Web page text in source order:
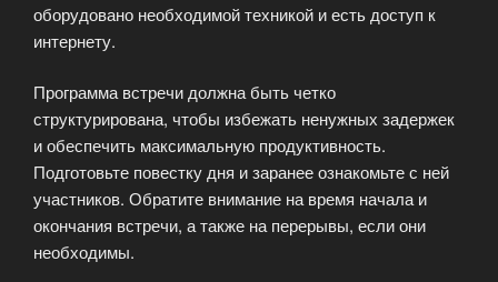
оборудовано необходимой техникой и есть доступ к
интернету.
Программа встречи должна быть четко
структурирована, чтобы избежать ненужных задержек
и обеспечить максимальную продуктивность.
Подготовьте повестку дня и заранее ознакомьте с ней
участников. Обратите внимание на время начала и
окончания встречи, а также на перерывы, если они
необходимы.